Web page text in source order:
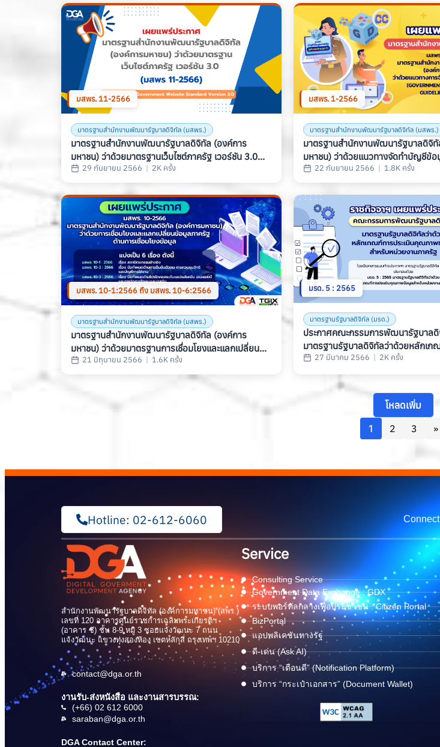
มสพร. 11-2566
มาตรฐานสำนักงานพัฒนารัฐบาลดิจิทัล (มสพร.)
มาตรฐานสำนักงานพัฒนารัฐบาลดิจิทัล (องค์การ
มหาชน) ว่าด้วยมาตรฐานเว็บไซต์ภาครัฐ เวอร์ชัน 3.0
(มสพร. 11-2566) (Guidelines For Government
Website Standard Version 3.0)
29 กันยายน 2566 | 2K ครั้ง
มสพร. 1-2566
มาตรฐานสำนักงานพัฒนารัฐบาลดิจิทัล (มสพร.)
มาตรฐานสำนักงานพัฒนารัฐบาลดิจิ
มหาชน) ว่าด้วยแนวทางจัดทำบัญชีข้อ
(GOVERNMENT DATA CATALOG
REVIEW) (มสพร. 1-2566)
22 กันยายน 2566 | 1.8K ครั้ง
มสพร. 10-1:2566 ถึง มสพร. 10-6:2566
มาตรฐานสำนักงานพัฒนารัฐบาลดิจิทัล (มสพร.)
มาตรฐานสํานักงานพัฒนารัฐบาลดิจิทัล (องค์การ
มหาชน) ว่าด้วยมาตรฐานการเชื่อมโยงและแลกเปลี่ยน
ข้อมูลภาครัฐ ด้านการเชื่อมโยงข้อมูล (THAILAND
GOVERNMENT INFORMATION EXCHANGE
21 มิถุนายน 2566 | 1.6K ครั้ง
มรด. 5 : 2565
มาตรฐานรัฐบาลดิจิทัล (มรด.)
ประกาศคณะกรรมการพัฒนารัฐบาลดิ
มาตรฐานรัฐบาลดิจิทัลว่าด้วยหลักเก
คุณภาพข้อมูลสำหรับหน่วยงานภาครัฐ
27 มีนาคม 2566 | 2K ครั้ง
โหลดเพิ่ม
1
2 3
»
Hotline: 02-612-6060
สำนักงานพัฒนารัฐบาลดิจิทัล (องค์การมหาชน) (สพร.)
เลขที่ 120 อาคารศูนย์ราชการเฉลิมพระเกียรติฯ
(อาคาร ซี) ชั้น 8-9 หมู่ 3 ซอยแจ้งวัฒนะ 7 ถนน
แจ้งวัฒนะ แขวงทุ่งสองห้อง เขตหลักสี่ กรุงเทพฯ 10210
contact@dga.or.th
งานรับ-ส่งหนังสือ และงานสารบรรณ:
(+66) 02 612 6000
saraban@dga.or.th
DGA Contact Center:
Service
Consulting Service
Government Data Exchange : GDX
ระบบพอร์ทัลกลางเพื่อประชาชน : Citizen Portal
BizPortal
แอปพลิเคชันทางรัฐ
ดี-เด่น (Ask AI)
บริการ “เตือนดี” (Notification Platform)
บริการ “กระเป๋าเอกสาร” (Document Wallet)